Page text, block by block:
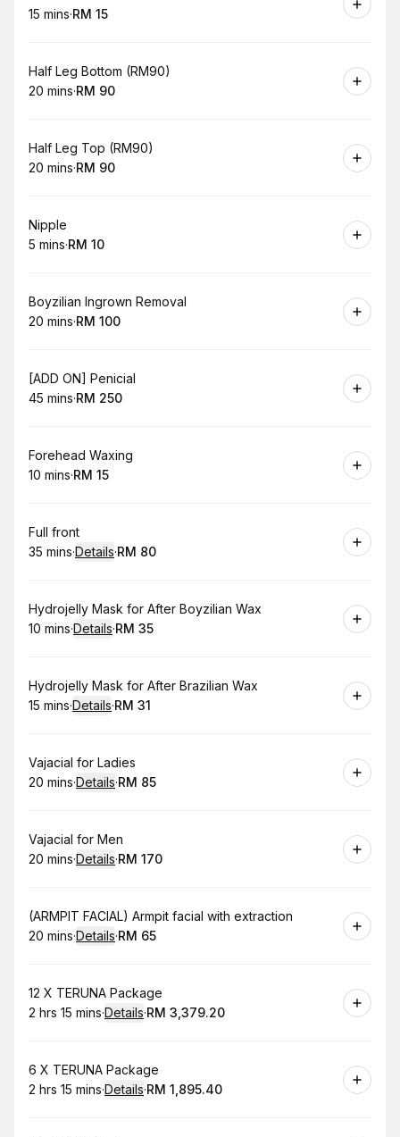
.Duration
15 mins·
.Price
RM 15
Book
Half Leg Bottom (RM90)
.Duration
20 mins·
.Price
RM 90
Book
Half Leg Top (RM90)
.Duration
20 mins·
.Price
RM 90
Book
Nipple
. Duration:
5 mins·
.Price
RM 10
Book
Boyzilian Ingrown Removal
.Duration
20 mins·
.Price:
RM 100
Book
[ADD ON] Penicial
.Duration
45 mins·
.Price:
RM 250
Book
Forehead Waxing
.Duration
10 mins·
.Price
RM 15
Book
Full front
.Duration:
35 mins·Details·
.Price
RM 80
Book
Hydrojelly Mask for After Boyzilian Wax
.Duration:
10 mins·Details·
.Price
RM 35
Book
Hydrojelly Mask for After Brazilian Wax
.Duration:
15 mins·Details·
.Price
RM 31
Book
Vajacial for Ladies
.Duration:
20 mins·Details·
.Price
RM 85
Book
Vajacial for Men
.Duration:
20 mins·Details·
.Price:
RM 170
Book
(ARMPIT FACIAL) Armpit facial with extraction
.Duration:
20 mins·Details·
.Price
RM 65
Book
12 X TERUNA Package
. Duration:
2 hrs 15 mins·Details·
.Price:
RM 3,379.20
Book
6 X TERUNA Package
. Duration:
2 hrs 15 mins·Details·
.Price:
RM 1,895.40